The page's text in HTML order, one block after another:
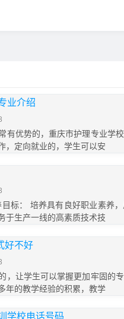
业介绍
有优势的，重庆市护理专业学
，定向就业的，学生可以安
标： 培养具有良好职业素养，
于生产一线的高素质技术技
好不好
，让学生可以掌握更加牢固的
年的教学经验的积累，教学
学校电话号码